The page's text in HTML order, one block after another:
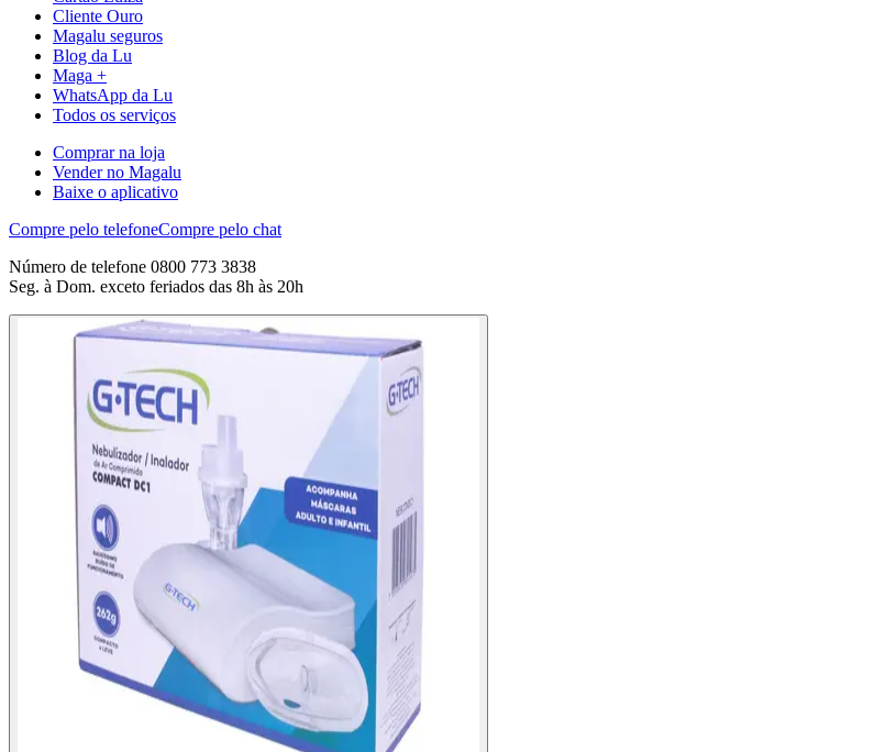
Cliente Ouro
Magalu seguros
Blog da Lu
Maga +
WhatsApp da Lu
Todos os serviços
Comprar na loja
Vender no Magalu
Baixe o aplicativo
Compre pelo telefoneCompre pelo chat
Número de telefone 0800 773 3838
Seg. à Dom. exceto feriados das 8h às 20h